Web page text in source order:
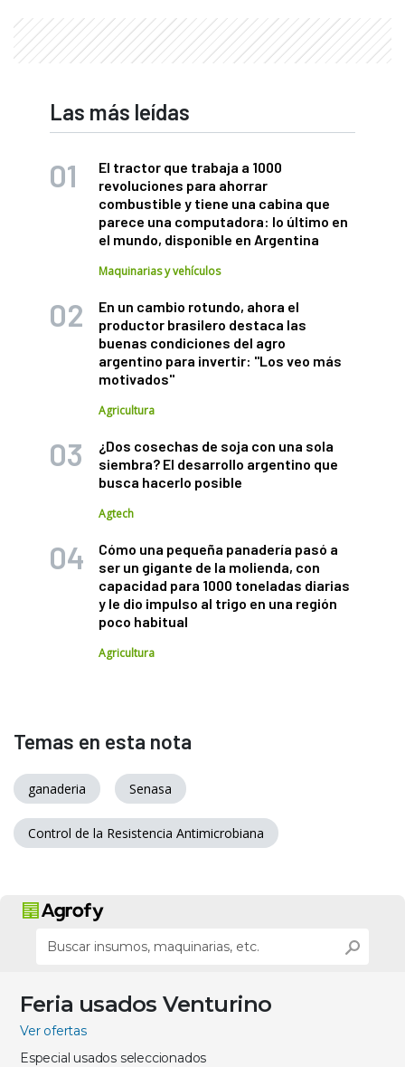
Las más leídas
El tractor que trabaja a 1000
revoluciones para ahorrar
combustible y tiene una cabina que
parece una computadora: lo último en
el mundo, disponible en Argentina
Maquinarias y vehículos
En un cambio rotundo, ahora el
productor brasilero destaca las
buenas condiciones del agro
argentino para invertir: "Los veo más
motivados"
Agricultura
¿Dos cosechas de soja con una sola
siembra? El desarrollo argentino que
busca hacerlo posible
Agtech
Cómo una pequeña panadería pasó a
ser un gigante de la molienda, con
capacidad para 1000 toneladas diarias
y le dio impulso al trigo en una región
poco habitual
Agricultura
Temas en esta nota
ganaderia Senasa
Control de la Resistencia Antimicrobiana
Feria usados Venturino
Ver ofertas
Especial usados seleccionados